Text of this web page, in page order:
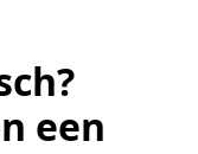
een